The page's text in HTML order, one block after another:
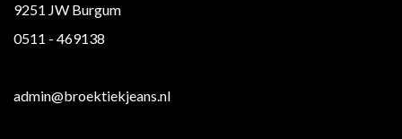
9251 JW Burgum
0511 - 469138
admin@broektiekjeans.nl